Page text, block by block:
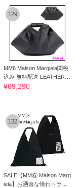
129
MM6 Maison Margiela関税
込み 無料配送 LEATHER T
OP HANDLE BAG
¥69,290
132
SALE【MM⑥ Maison Marg
iela】お洒落な憧れトライ